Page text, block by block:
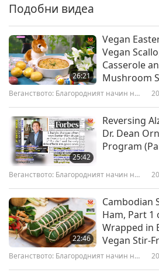
Подобни видеа
26:21
Vegan
Vegan
Casserole
Mushroom
Веганството: Благородният начин на
25:42
Reversing
Dr. Dean
Program
Веганството: Благородният начин на
22:46
Cambodian
Ham, Part 1
Wrapped in
Vegan Stir-
Holy Basil
Веганството: Благородният начин на